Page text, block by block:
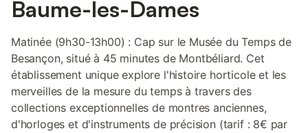
Baume-les-Dames
Matinée (9h30-13h00) : Cap sur le Musée du Temps de
Besançon, situé à 45 minutes de Montbéliard. Cet
établissement unique explore l'histoire horticole et les
merveilles de la mesure du temps à travers des
collections exceptionnelles de montres anciennes,
d'horloges et d'instruments de précision (tarif : 8€ par